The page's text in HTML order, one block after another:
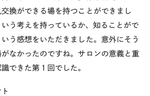
換ができる場を持つことができまし
う考えを持っているか、知ることがで
う感想をいただきました。意外にそう
なかったのですね。サロンの意義と重
できた第１回でした。